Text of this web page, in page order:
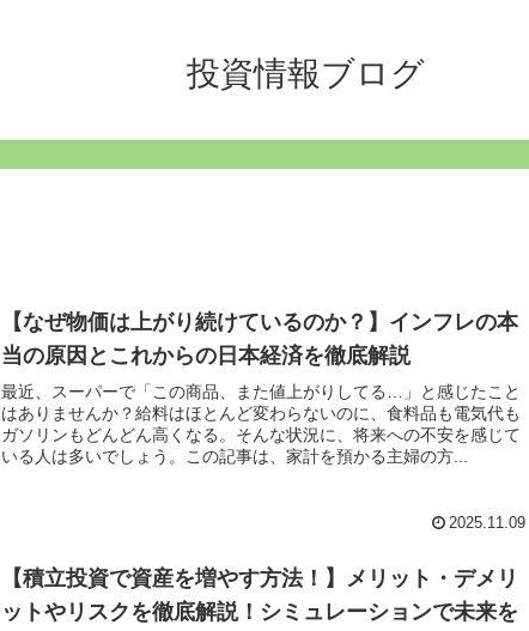
投資情報ブログ
【なぜ物価は上がり続けているのか？】インフレの本
当の原因とこれからの日本経済を徹底解説
最近、スーパーで「この商品、また値上がりしてる…」と感じたこと
はありませんか？給料はほとんど変わらないのに、食料品も電気代も
ガソリンもどんどん高くなる。そんな状況に、将来への不安を感じて
いる人は多いでしょう。この記事は、家計を預かる主婦の方...
2025.11.09
【積立投資で資産を増やす方法！】メリット・デメリ
ットやリスクを徹底解説！シミュレーションで未来を